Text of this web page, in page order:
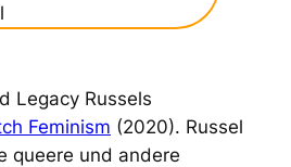
Legacy Russels
Feminism (2020). Russel
queere und andere